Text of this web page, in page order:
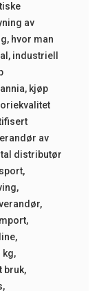
av
, hvor man
, industriell
, kjøp
av
distributør
,
,
,
,
,
kg,
bruk,
,